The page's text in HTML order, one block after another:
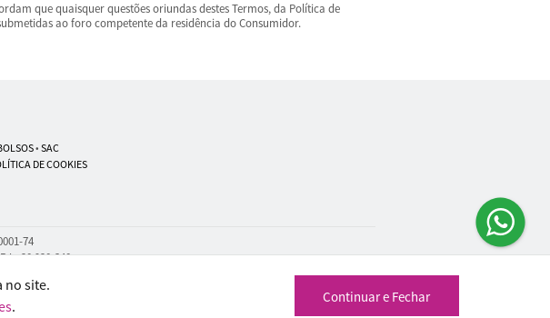
que quaisquer questões oriundas destes Termos, da Política de
ao foro competente da residência do Consumidor.
• SAC
DE COOKIES
74
- 20.920-340
por
no site.
.
Continuar e Fechar